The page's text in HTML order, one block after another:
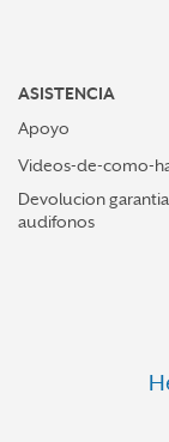
ASISTENCIA
Apoyo
Videos-de-como-
Devolucion
audifonos